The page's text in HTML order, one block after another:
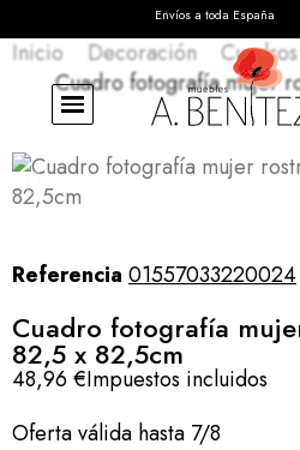
Envíos a toda España
Inicio Decoración
Cuadros
Cuadro fotografía mujer
Referencia 01557033220024
Cuadro fotografía
82,5 x 82,5cm
48,96 €Impuestos incluidos
Oferta válida hasta 7/8